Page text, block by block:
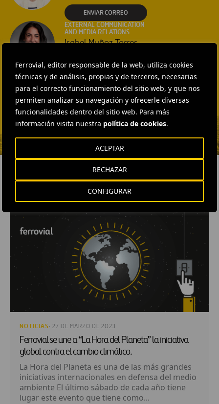
Ferrovial, editor responsable de la web, utiliza cookies
técnicas y de análisis, propias y de terceros, necesarias
para el correcto funcionamiento del sitio web, y que nos
permiten analizar su navegación y ofrecerle diversas
funcionalidades dentro del sitio web. Para más
información visita nuestra política de cookies.
CONFIGURAR
RECHAZAR
ACEPTAR
ENVIAR CORREO
EXTERNAL COMMUNICATION
AND MEDIA RELATIONS
Isabel Muñoz Torres
ENVIAR CORREO
EXTERNAL COMMUNICATION
AND MEDIA RELATIONS
Fátima Gracia De
Vargas
ENVIAR CORREO
RELACIONADOS
NOTICIAS · 27 DE MARZO DE 2023
Ferrovial se une a “La Hora del Planeta” la iniciativa
global contra el cambio climático.
La Hora del Planeta es una de las más grandes
iniciativas internacionales en defensa del medio
ambiente El último sábado de cada año tiene
lugar este evento que tiene como...